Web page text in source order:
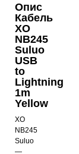
Опис
Кабель
XO
NB245
Suluo
USB
to
Lightning
1m
Yellow
XO
NB245
Suluo
—